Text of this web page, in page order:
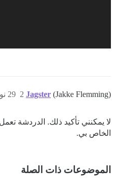
Jagster (Jakke Flemming) 29 نوفمبر 2023، 4:25م 2
لا يمكنني تأكيد ذلك. الدردشة
الخاص بي.
الموضوعات ذات الصلة